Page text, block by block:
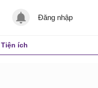
Đăng nhập
Tiện ích